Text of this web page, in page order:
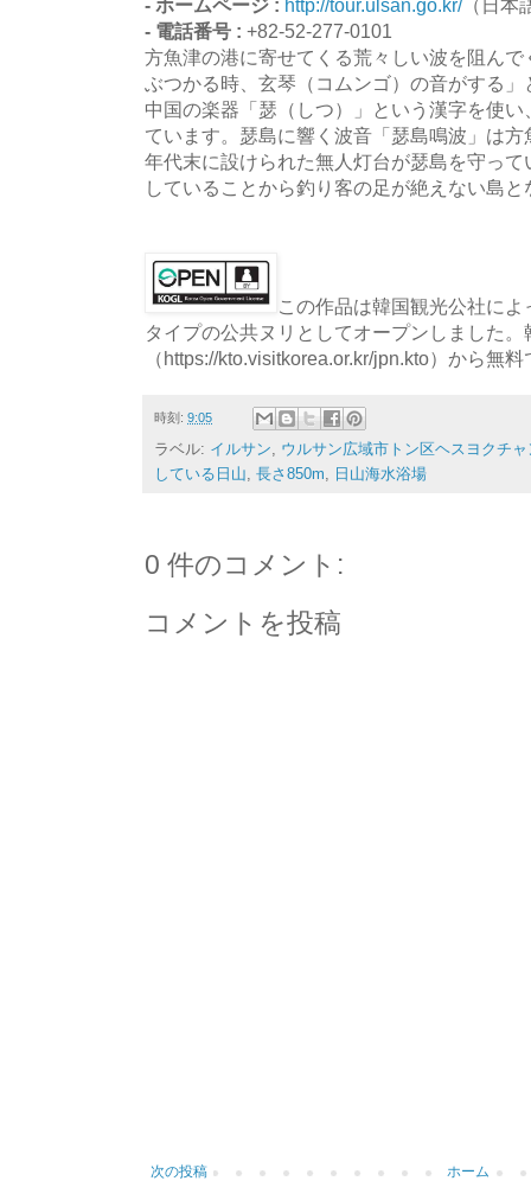
- ホームページ : http://tour.ulsan.go.kr/（日本
- 電話番号 : +82-52-277-0101
方魚津の港に寄せてくる荒々しい波を阻ん
ぶつかる時、玄琴（コムンゴ）の音がする
中国の楽器「瑟（しつ）」という漢字を使
ています。瑟島に響く波音「瑟島鳴波」は
年代末に設けられた無人灯台が瑟島を守っ
していることから釣り客の足が絶えない島
この作品は韓国観光公社に
タイプの公共ヌリとしてオープンしました。
（https://kto.visitkorea.or.kr/jpn.kto）から無
時刻: 9:05
ラベル: イルサン, ウルサン広域市トン区ヘスヨクチ
している日山, 長さ850m, 日山海水浴場
0 件のコメント:
コメントを投稿
次の投稿 ホーム